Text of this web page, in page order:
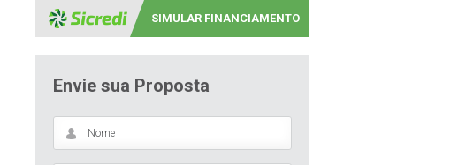
SIMULAR FINANCIAMENTO
Envie sua Proposta